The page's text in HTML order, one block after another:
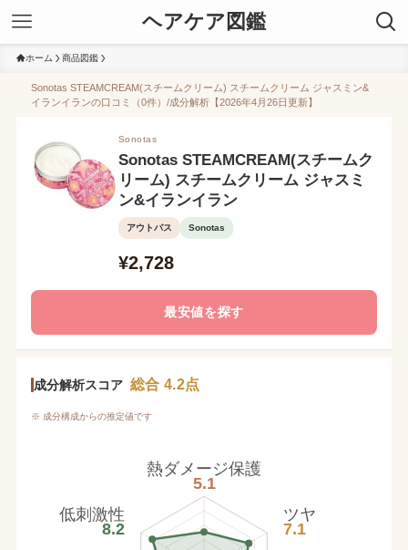
ヘアケア図鑑
ホーム 商品図鑑
Sonotas STEAMCREAM(スチームクリーム) スチームクリーム ジャスミン&
イランイランの口コミ（0件）/成分解析【2026年4月26日更新】
Sonotas
Sonotas STEAMCREAM(スチームク
リーム) スチームクリーム ジャスミ
ン&イランイラン
アウトバス Sonotas
¥2,728
最安値を探す
成分解析スコア 総合 4.2点
※ 成分構成からの推定値です
熱ダメージ保護
5.1
ツヤ
7.1
低刺激性
8.2